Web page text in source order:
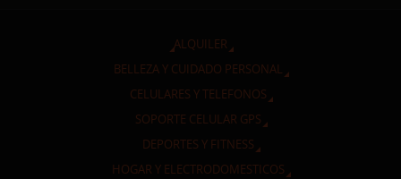
ALQUILER
BELLEZA Y CUIDADO PERSONAL
CELULARES Y TELEFONOS
SOPORTE CELULAR GPS
DEPORTES Y FITNESS
HOGAR Y ELECTRODOMESTICOS